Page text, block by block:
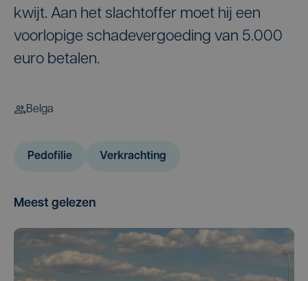
kwijt. Aan het slachtoffer moet hij een
voorlopige schadevergoeding van 5.000
euro betalen.
Belga
Pedofilie Verkrachting
Meest gelezen